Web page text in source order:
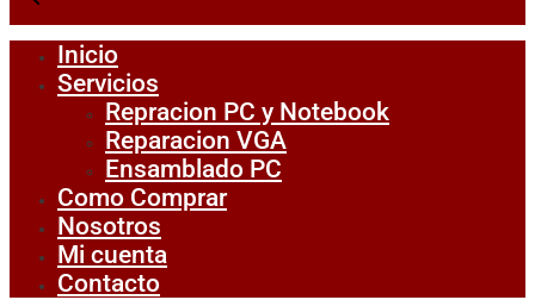
Inicio
Servicios
Repracion PC y Notebook
Reparacion VGA
Ensamblado PC
Como Comprar
Nosotros
Mi cuenta
Contacto